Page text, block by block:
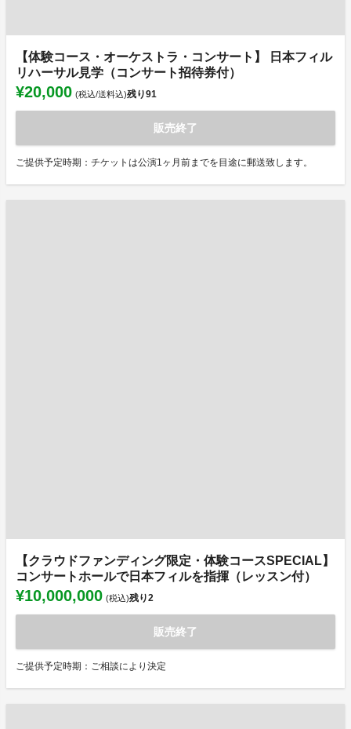
【体験コース・オーケストラ・コンサート】 日本フィル
リハーサル見学（コンサート招待券付）
¥20,000 (税込/送料込)残り91
販売終了
ご提供予定時期：チケットは公演1ヶ月前までを目途に郵送致します。
【クラウドファンディング限定・体験コースSPECIAL】
コンサートホールで日本フィルを指揮（レッスン付）
¥10,000,000 (税込)残り2
販売終了
ご提供予定時期：ご相談により決定